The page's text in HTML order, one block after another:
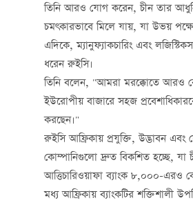
তিনি আরও যোগ করেন, চীন তার
চমৎকারভাবে মিলে যায়, যা উভয়
এদিকে, ম্যানুফ্যাকচারিং এবং
ধরেন রুইসি।
তিনি বলেন, "আমরা মরক্কোতে আরও
ইউরোপীয় বাজারে সহজ
করছেন।"
রুইসি আফ্রিকায় প্রযুক্তি, উদ্ভাবন
কোম্পানিগুলো দ্রুত বিকশিত হচ্ছে, যা
আত্তিচারিওয়াফা ব্যাংক ৮,০০০-এরও
মধ্য আফ্রিকায় ব্যাংকটির শক্তিশালী